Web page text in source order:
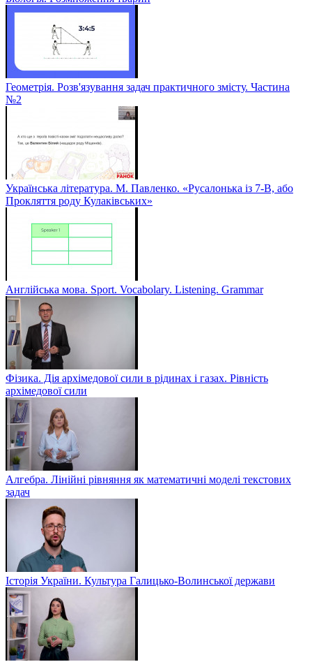
Геометрія. Розв'язування задач практичного змісту. Частина
№2
Українська література. М. Павленко. «Русалонька із 7-В, або
Прокляття роду Кулаківських»
Англійська мова. Sport. Vocabolary. Listening. Grammar
Фізика. Дія архімедової сили в рідинах і газах. Рівність
архімедової сили
Алгебра. Лінійні рівняння як математичні моделі текстових
задач
Історія України. Культура Галицько-Волинської держави